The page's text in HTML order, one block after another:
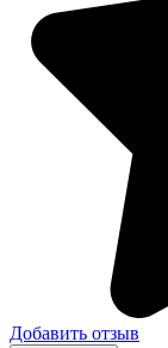
Добавить отзыв